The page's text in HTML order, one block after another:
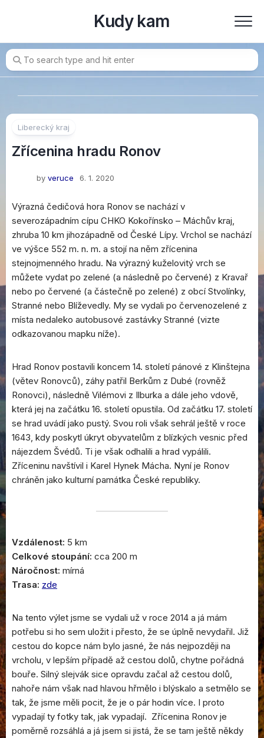
Kudy kam
Liberecký kraj
Zřícenina hradu Ronov
by veruce 6. 1. 2020
Výrazná čedičová hora Ronov se nachází v
severozápadním cípu CHKO Kokořínsko – Máchův kraj,
zhruba 10 km jihozápadně od České Lípy. Vrchol se nachází
ve výšce 552 m. n. m. a stojí na něm zřícenina
stejnojmenného hradu. Na výrazný kuželovitý vrch se
můžete vydat po zelené (a následně po červené) z Kravař
nebo po červené (a částečně po zelené) z obcí Stvolínky,
Stranné nebo Blíževedly. My se vydali po červenozelené z
místa nedaleko autobusové zastávky Stranné (vizte
odkazovanou mapku níže).
Hrad Ronov postavili koncem 14. století pánové z Klinštejna
(větev Ronovců), záhy patřil Berkům z Dubé (rovněž
Ronovci), následně Vilémovi z Ilburka a dále jeho vdově,
která jej na začátku 16. století opustila. Od začátku 17. století
se hrad uvádí jako pustý. Svou roli však sehrál ještě v roce
1643, kdy poskytl úkryt obyvatelům z blízkých vesnic před
nájezdem Švédů. Ti je však odhalili a hrad vypálili.
Zříceninu navštívil i Karel Hynek Mácha. Nyní je Ronov
chráněn jako kulturní památka České republiky.
Vzdálenost: 5 km
Celkové stoupání: cca 200 m
Náročnost: mírná
Trasa: zde
Na tento výlet jsme se vydali už v roce 2014 a já mám
potřebu si ho sem uložit i přesto, že se úplně nevydařil. Již
cestou do kopce nám bylo jasné, že nás nejpozději na
vrcholu, v lepším případě až cestou dolů, chytne pořádná
bouře. Silný slejvák sice opravdu začal až cestou dolů,
nahoře nám však nad hlavou hřmělo i blýskalo a setmělo se
tak, že jsme měli pocit, že je o pár hodin více. I proto
vypadají ty fotky tak, jak vypadají. Zřícenina Ronov je
poměrně rozsáhlá a já jsem si jistá, že se tam ještě někdy